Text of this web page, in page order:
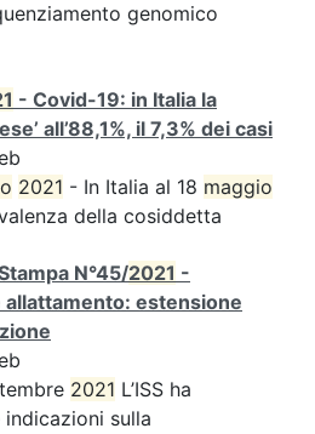
genomico
- Covid-19: in Italia la
all’88,1%, il 7,3% dei casi
2021 - In Italia al 18 maggio
della cosiddetta
N°45/2021 -
allattamento: estensione
2021 L’ISS ha
sulla